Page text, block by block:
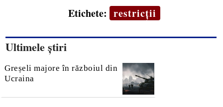
Etichete: restricții
Ultimele știri
Greșeli majore în războiul din
Ucraina